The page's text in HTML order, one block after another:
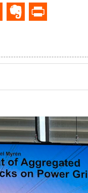
LinkedInEvernote